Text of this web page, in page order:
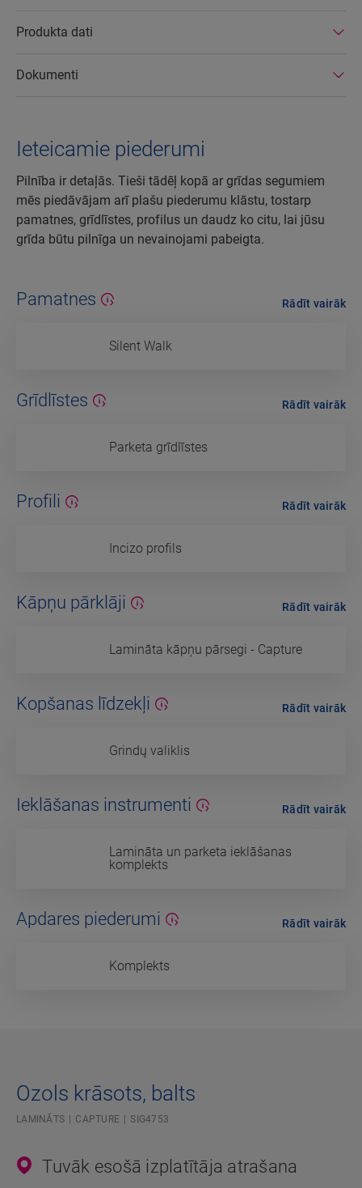
Produkta dati
Dokumenti
Ieteicamie piederumi
Pilnība ir detaļās. Tieši tādēļ kopā ar grīdas segumiem
mēs piedāvājam arī plašu piederumu klāstu, tostarp
pamatnes, grīdlīstes, profilus un daudz ko citu, lai jūsu
grīda būtu pilnīga un nevainojami pabeigta.
Pamatnes
Silent Walk
Rādīt vairāk
Grīdlīstes
Parketa grīdlīstes
Rādīt vairāk
Profili
Incizo profils
Rādīt vairāk
Kāpņu pārklāji
Lamināta kāpņu pārsegi - Capture
Rādīt vairāk
Kopšanas līdzekļi
Grindų valiklis
Rādīt vairāk
Ieklāšanas instrumenti
Lamināta un parketa ieklāšanas
komplekts
Rādīt vairāk
Apdares piederumi
Komplekts
Rādīt vairāk
Ozols krāsots, balts
LAMINĀTS CAPTURE SIG4753
Tuvāk esošā izplatītāja atrašana